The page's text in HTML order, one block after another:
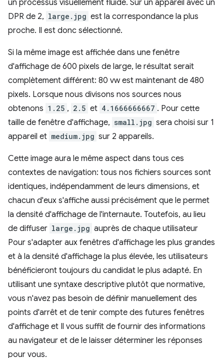
un processus visuellement fluide. Sur un appareil avec un
DPR de 2, large.jpg est la correspondance la plus
proche. Il est donc sélectionné.
Si la même image est affichée dans une fenêtre
d'affichage de 600 pixels de large, le résultat serait
complètement différent: 80 vw est maintenant de 480
pixels. Lorsque nous divisons nos sources nous
obtenons 1.25 , 2.5 et 4.1666666667 . Pour cette
taille de fenêtre d'affichage, small.jpg sera choisi sur 1
appareil et medium.jpg sur 2 appareils.
Cette image aura le même aspect dans tous ces
contextes de navigation: tous nos fichiers sources sont
identiques, indépendamment de leurs dimensions, et
chacun d'eux s'affiche aussi précisément que le permet
la densité d'affichage de l'internaute. Toutefois, au lieu
de diffuser large.jpg auprès de chaque utilisateur
Pour s'adapter aux fenêtres d'affichage les plus grandes
et à la densité d'affichage la plus élevée, les utilisateurs
bénéficieront toujours du candidat le plus adapté. En
utilisant une syntaxe descriptive plutôt que normative,
vous n'avez pas besoin de définir manuellement des
points d'arrêt et de tenir compte des futures fenêtres
d'affichage et Il vous suffit de fournir des informations
au navigateur et de le laisser déterminer les réponses
pour vous.